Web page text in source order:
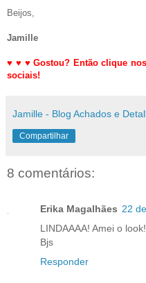
Beijos,
Jamille
♥ ♥ ♥Gostou? Então clique
sociais!
Jamille - Blog Achados e
Compartilhar
8 comentários:
Erika Magalhães 22
LINDAAAA! Amei o look!
Bjs
Responder